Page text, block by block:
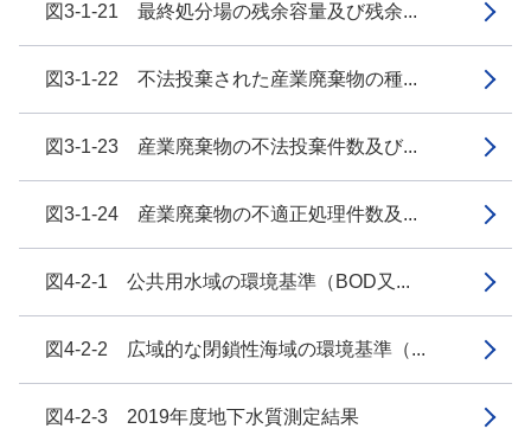
図3-1-21 最終処分場の残余容量及び残余...
図3-1-22 不法投棄された産業廃棄物の種...
図3-1-23 産業廃棄物の不法投棄件数及び...
図3-1-24 産業廃棄物の不適正処理件数及...
図4-2-1 公共用水域の環境基準（BOD又...
図4-2-2 広域的な閉鎖性海域の環境基準（...
図4-2-3 2019年度地下水質測定結果